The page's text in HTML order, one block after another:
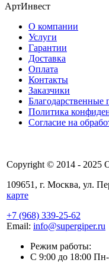
АртИнвест
О компании
Услуги
Гарантии
Доставка
Оплата
Контакты
Заказчики
Благодарственные
Политика
Согласие на
Copyright © 2014 - 2025
109651, г. Москва, ул.
карте
+7 (968) 339-25-62
Email: info@supergiper.ru
Режим работы:
C 9:00 до 18:00